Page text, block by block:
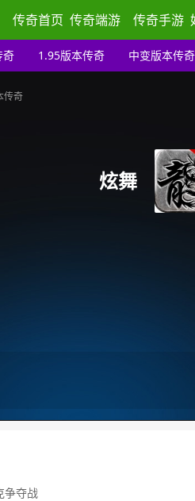
传奇首页 传奇端游 传奇手游
奇 1.95版本传奇 中变版本传奇
传奇
炫舞
争夺战